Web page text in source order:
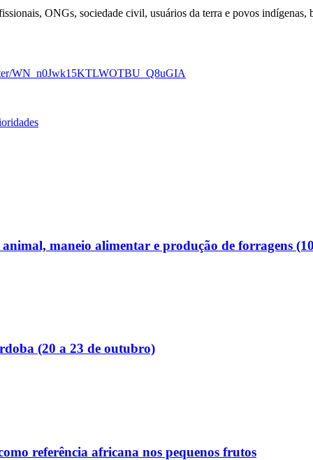
ONGs, sociedade civil, usuários da terra e povos indígenas,
WN_n0Jwk15KTLWOTBU_Q8uGIA
maneio alimentar e produção de forragens
(20 a 23 de outubro)
referência africana nos pequenos frutos